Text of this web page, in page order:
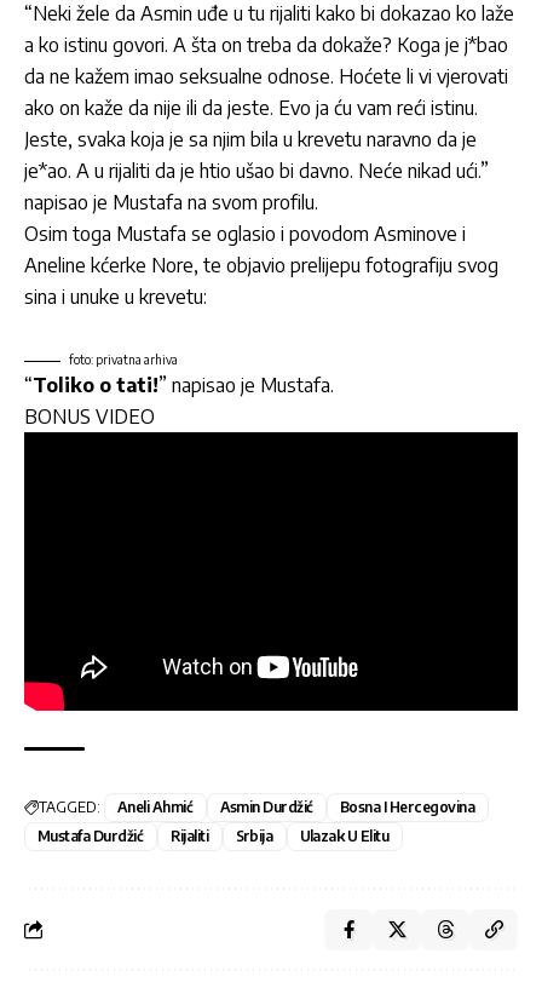
“Neki žele da Asmin uđe u tu rijaliti kako bi dokazao ko laže
a ko istinu govori. A šta on treba da dokaže? Koga je j*bao
da ne kažem imao seksualne odnose. Hoćete li vi vjerovati
ako on kaže da nije ili da jeste. Evo ja ću vam reći istinu.
Jeste, svaka koja je sa njim bila u krevetu naravno da je
je*ao. A u rijaliti da je htio ušao bi davno. Neće nikad ući.”
napisao je Mustafa na svom profilu.
Osim toga Mustafa se oglasio i povodom Asminove i
Aneline kćerke Nore, te objavio prelijepu fotografiju svog
sina i unuke u krevetu:
foto: privatna arhiva
“Toliko o tati!” napisao je Mustafa.
BONUS VIDEO
TAGGED: Aneli Ahmić Asmin Durdžić
Bosna I Hercegovina
Mustafa Durdžić
Rijaliti Srbija Ulazak U Elitu